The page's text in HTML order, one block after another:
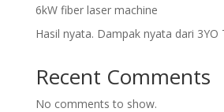
6kW fiber laser machine
Hasil nyata. Dampak nyata dari 3YO
Recent Comments
No comments to show.